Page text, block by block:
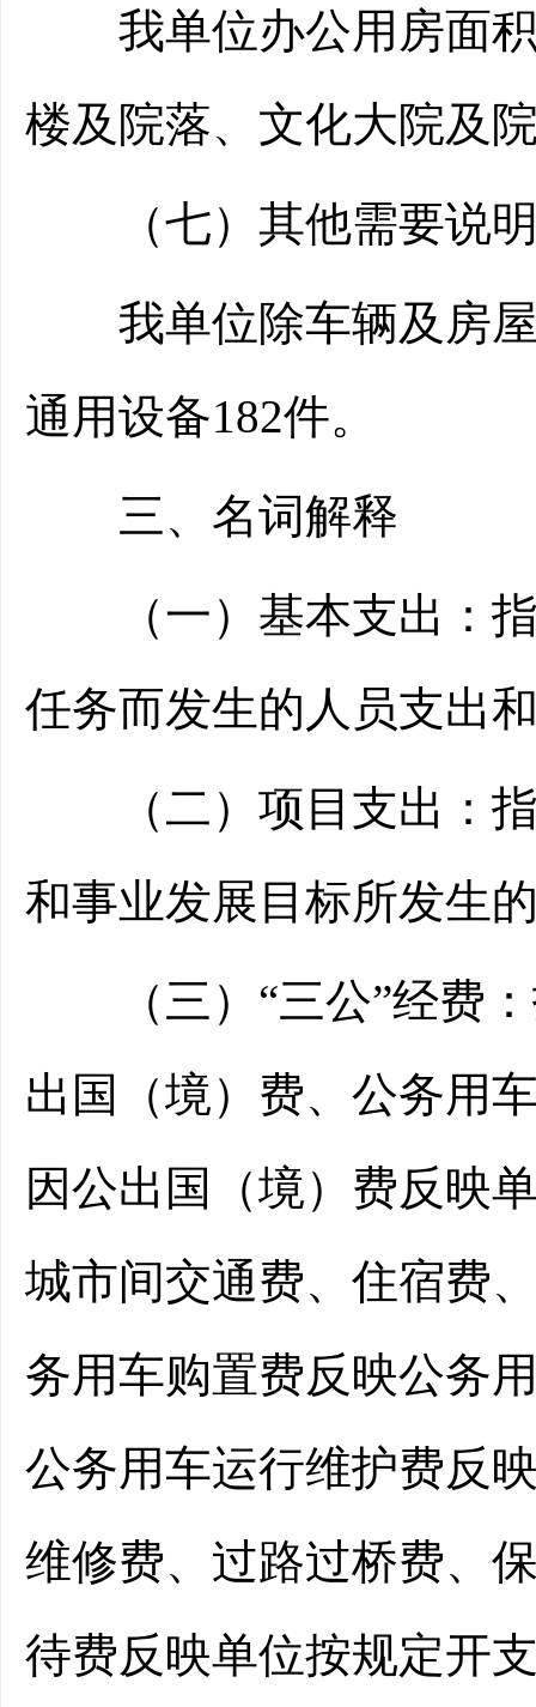
我单位办公用房面积
楼及院落、文化大院及
（七）其他需要说
我单位除车辆及房屋
通用设备182件。
三、名词解释
（一）基本支出：指
任务而发生的人员支出
（二）项目支出：指
和事业发展目标所发生
（三）“三公”经费：
出国（境）费、公务用
因公出国（境）费反映
城市间交通费、住宿费
务用车购置费反映公务
公务用车运行维护费反
维修费、过路过桥费、
待费反映单位按规定开